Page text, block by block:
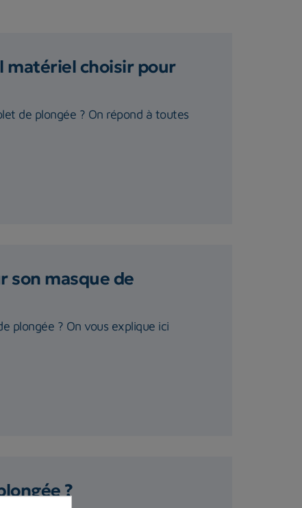
matériel choisir pour
de plongée ? On répond à toutes
son masque de
plongée ? On vous explique ici
?